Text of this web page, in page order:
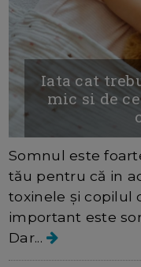
Iata cat
mic si de
Somnul este
tău pentru că in
toxinele și copilul
important este
Dar...